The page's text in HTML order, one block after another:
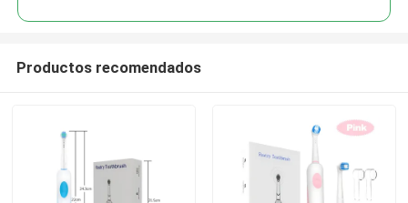
Productos recomendados